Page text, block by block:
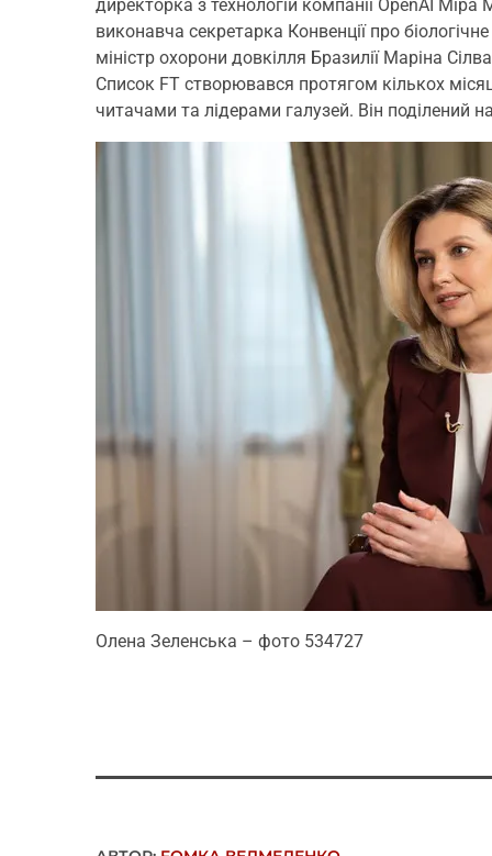
директорка з технологій компанії OpenAI Міра
виконавча секретарка Конвенції про
міністр охорони довкілля Бразилії Маріна
Список FT створювався протягом кількох
читачами та лідерами галузей. Він поділений на
Олена Зеленська – фото 534727